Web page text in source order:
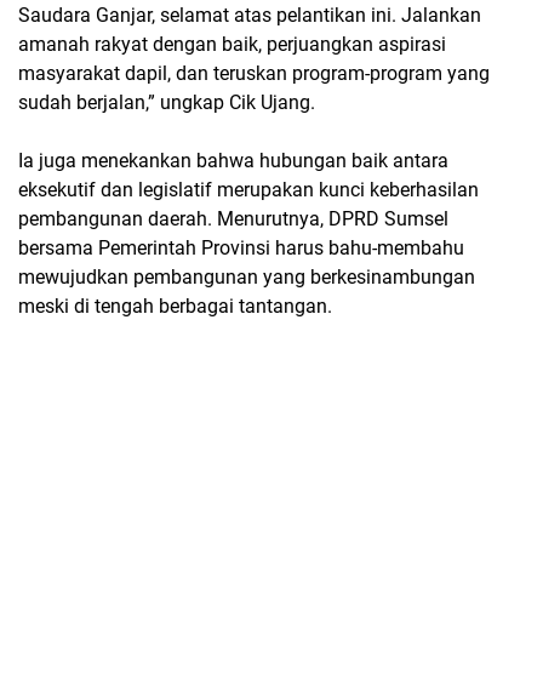
Saudara Ganjar, selamat atas pelantikan ini. Jalankan
amanah rakyat dengan baik, perjuangkan aspirasi
masyarakat dapil, dan teruskan program-program yang
sudah berjalan,” ungkap Cik Ujang.
Ia juga menekankan bahwa hubungan baik antara
eksekutif dan legislatif merupakan kunci keberhasilan
pembangunan daerah. Menurutnya, DPRD Sumsel
bersama Pemerintah Provinsi harus bahu-membahu
mewujudkan pembangunan yang berkesinambungan
meski di tengah berbagai tantangan.